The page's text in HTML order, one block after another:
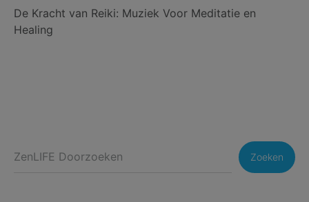
De Kracht van Reiki: Muziek Voor Meditatie en
Healing
Zoeken